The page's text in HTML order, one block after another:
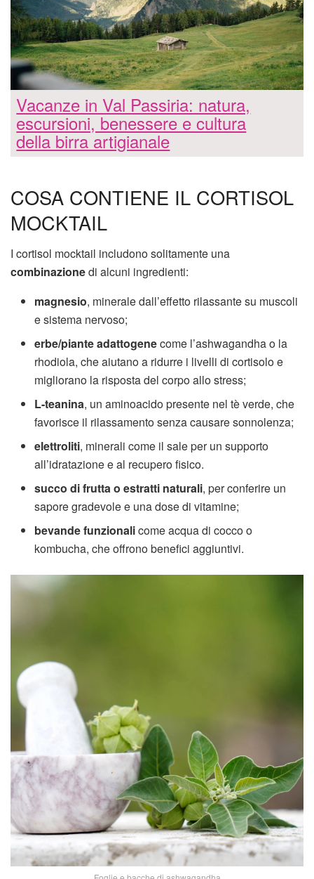
Vacanze in Val Passiria: natura,
escursioni, benessere e cultura
della birra artigianale
COSA CONTIENE IL CORTISOL
MOCKTAIL
I cortisol mocktail includono solitamente una
combinazionedi alcuni ingredienti:
magnesio, minerale dall’effetto rilassante su muscoli
e sistema nervoso;
erbe/piante adattogenecome l’ashwagandha o la
rhodiola, che aiutano a ridurre i livelli di cortisolo e
migliorano la risposta del corpo allo stress;
L-teanina, un aminoacido presente nel tè verde, che
favorisce il rilassamento senza causare sonnolenza;
elettroliti, minerali come il sale per un supporto
all’idratazione e al recupero fisico.
succo di frutta o estratti naturali, per conferire un
sapore gradevole e una dose di vitamine;
bevande funzionalicome acqua di cocco o
kombucha, che offrono benefici aggiuntivi.